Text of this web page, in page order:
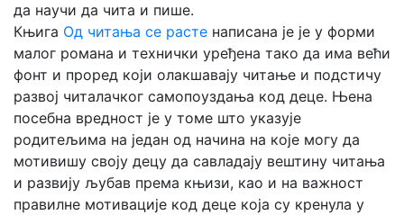
да научи да чита и пише.
Књига Од читања се расте написана је је у форми
малог романа и технички уређена тако да има већи
фонт и проред који олакшавају читање и подстичу
развој читалачког самопоуздања код деце. Њена
посебна вредност је у томе што указује
родитељима на један од начина на које могу да
мотивишу своју децу да савладају вештину читања
и развију љубав према књизи, као и на важност
правилне мотивације код деце која су кренула у